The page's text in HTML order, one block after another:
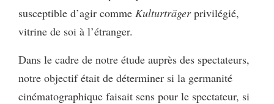
susceptible d’agir comme Kulturträgerprivilégié,
vitrine de soi à l’étranger.
Dans le cadre de notre étude auprès des spectateurs,
notre objectif était de déterminer si la germanité
cinématographique faisait sens pour le spectateur, si